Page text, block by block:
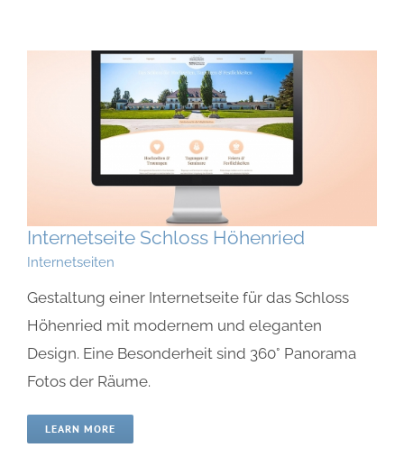
Internetseite Schloss Höhenried
Internetseiten
Gestaltung einer Internetseite für das Schloss
Höhenried mit modernem und eleganten
Design. Eine Besonderheit sind 360° Panorama
Fotos der Räume.
LEARN MORE